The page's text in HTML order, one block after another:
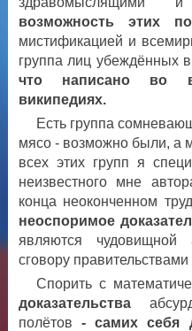
возможность этих
мистификацией и
группа лиц убеждённых в
что написано во
википедиях.
Есть группа
мясо - возможно были, а
всех этих групп я
неизвестного мне
конца неоконченном
неоспоримое
являются
сговору
Спорить с
доказательства
полётов - самих себя